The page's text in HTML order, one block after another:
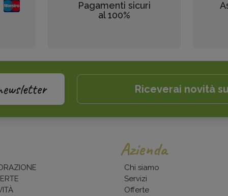
Pagamenti sicuri
al 100%
Riceverai novità
Azienda
Chi siamo
Servizi
Offerte